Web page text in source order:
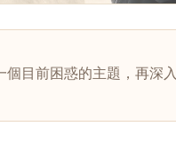
個目前困惑的主題，再深入